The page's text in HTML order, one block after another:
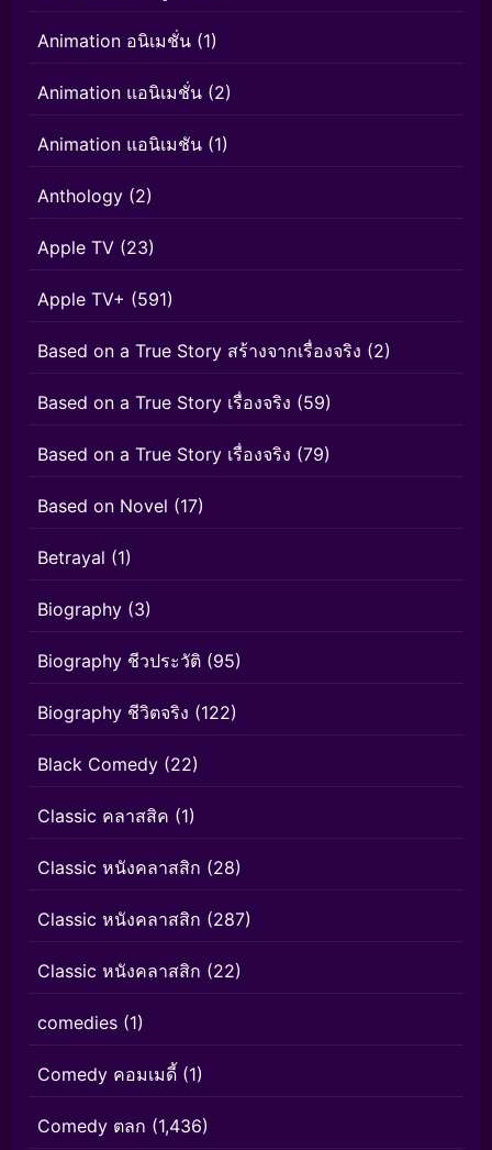
Animation อนิเมชั่น (1)
Animation แอนิเมชั่น (2)
Animation แอนิเมชัน (1)
Anthology (2)
Apple TV (23)
Apple TV+ (591)
Based on a True Story สร้างจากเรื่องจริง (2)
Based on a True Story เรื่องจริง (59)
Based on a True Story เรื่องจริง (79)
Based on Novel (17)
Betrayal (1)
Biography (3)
Biography ชีวประวัติ (95)
Biography ชีวิตจริง (122)
Black Comedy (22)
Classic คลาสสิค (1)
Classic หนังคลาสสิก (28)
Classic หนังคลาสสิก (287)
Classic หนังคลาสสิก (22)
comedies (1)
Comedy คอมเมดี้ (1)
Comedy ตลก (1,436)